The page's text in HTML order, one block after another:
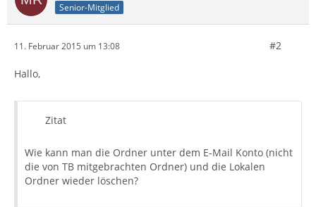
Senior-Mitglied
11. Februar 2015 um 13:08 #2
Hallo,
Zitat
Wie kann man die Ordner unter dem E-Mail Konto (nicht
die von TB mitgebrachten Ordner) und die Lokalen
Ordner wieder löschen?